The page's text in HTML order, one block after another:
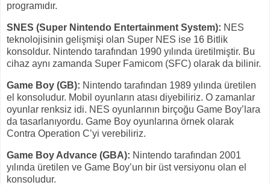
programıdır.
SNES (Super Nintendo Entertainment System): NES
teknolojisinin gelişmişi olan Super NES ise 16 Bitlik
konsoldur. Nintendo tarafından 1990 yılında üretilmiştir. Bu
cihaz aynı zamanda Super Famicom (SFC) olarak da bilinir.
Game Boy (GB): Nintendo tarafından 1989 yılında üretilen
el konsoludur. Mobil oyunların atası diyebiliriz. O zamanlar
oyunlar renksiz idi. NES oyunlarının birçoğu Game Boy’lara
da tasarlanıyordu. Game Boy oyunlarına örnek olarak
Contra Operation C’yi verebiliriz.
Game Boy Advance (GBA): Nintendo tarafından 2001
yılında üretilen ve Game Boy’un bir üst versiyonu olan el
konsoludur.